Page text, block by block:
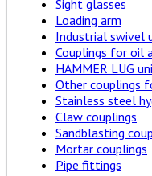
Sight glasses
Loading arm
Industrial swivel
Couplings for oil
HAMMER LUG
Other couplings
Stainless steel
Claw couplings
Sandblasting
Mortar couplings
Pipe fittings